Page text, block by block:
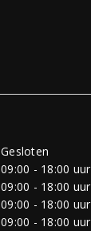
Gesloten
09:00 - 18:00 uur
09:00 - 18:00 uur
09:00 - 18:00 uur
09:00 - 18:00 uur